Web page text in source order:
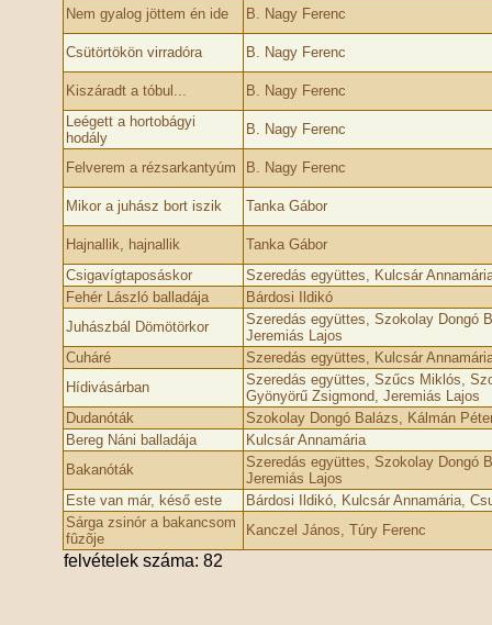
Nem gyalog jöttem én ide B. Nagy Ferenc
Csütörtökön virradóra B. Nagy Ferenc
Kiszáradt a tóbul...
B. Nagy Ferenc
Leégett a hortobágyi
hodály
B. Nagy Ferenc
Felverem a rézsarkantyúm B. Nagy Ferenc
Mikor a juhász bort iszik Tanka Gábor
Hajnallik, hajnallik
Tanka Gábor
Csigavígtaposáskor
Szeredás együttes, Kulcsár
Fehér László balladája
Bárdosi Ildikó
Juhászbál Dömötörkor
Szeredás együttes, Szokolay Dongó
Jeremiás Lajos
Cuháré
Szeredás együttes, Kulcsár
Hídivásárban
Szeredás együttes, Szűcs Miklós,
Gyönyörű Zsigmond, Jeremiás Lajos
Dudanóták
Szokolay Dongó Balázs, Kálmán
Bereg Náni balladája
Kulcsár Annamária
Bakanóták
Szeredás együttes, Szokolay Dongó
Jeremiás Lajos
Este van már, késő este
Bárdosi Ildikó, Kulcsár Annamária,
Sárga zsinór a bakancsom
fûzõje
Kanczel János, Túry Ferenc
felvételek száma: 82